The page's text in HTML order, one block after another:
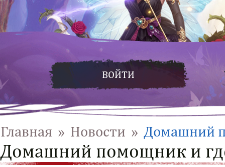
ВОЙТИ
Главная » Новости » Домашний
Домашний помощник и